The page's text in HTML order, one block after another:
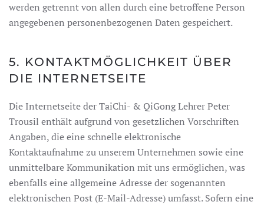
werden getrennt von allen durch eine betroffene Person
angegebenen personenbezogenen Daten gespeichert.
5. KONTAKTMÖGLICHKEIT ÜBER
DIE INTERNETSEITE
Die Internetseite der TaiChi- & QiGong Lehrer Peter
Trousil enthält aufgrund von gesetzlichen Vorschriften
Angaben, die eine schnelle elektronische
Kontaktaufnahme zu unserem Unternehmen sowie eine
unmittelbare Kommunikation mit uns ermöglichen, was
ebenfalls eine allgemeine Adresse der sogenannten
elektronischen Post (E-Mail-Adresse) umfasst. Sofern eine